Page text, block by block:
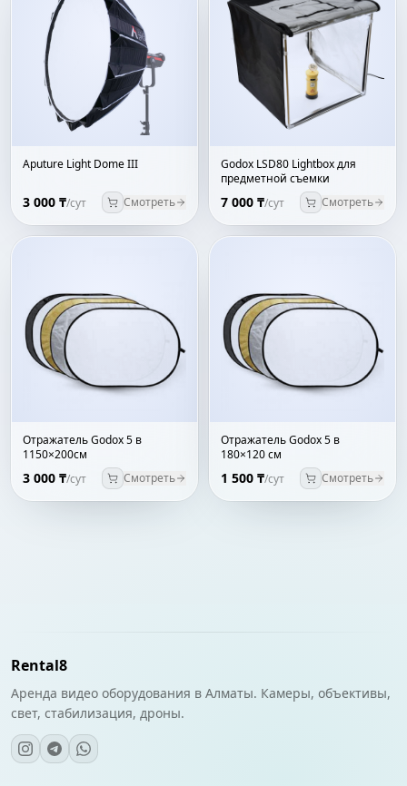
Aputure Light Dome III
3 000 ₸/сут Смотреть
Godox LSD80 Lightbox для
предметной съемки
7 000 ₸/сут Смотреть
Отражатель Godox 5 в
1150×200см
3 000 ₸/сут Смотреть
Отражатель Godox 5 в
180×120 см
1 500 ₸/сут Смотреть
Rental8
Аренда видео оборудования в Алматы. Камеры, объективы,
свет, стабилизация, дроны.